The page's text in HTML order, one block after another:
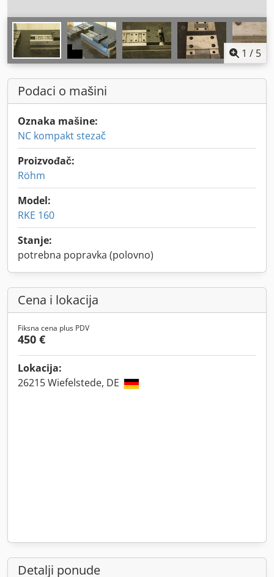
1 / 5
Podaci o mašini
Oznaka mašine:
NC kompakt stezač
Proizvođač:
Röhm
Model:
RKE 160
Stanje:
potrebna popravka (polovno)
Cena i lokacija
Fiksna cena plus PDV
450 €
Lokacija:
26215 Wiefelstede, DE
Detalji ponude